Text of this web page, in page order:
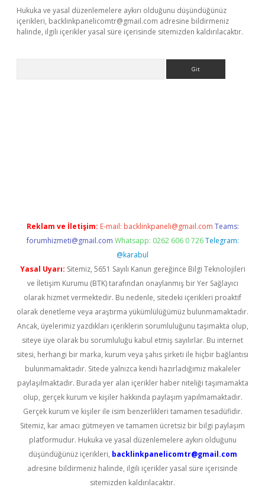
Hukuka ve yasal düzenlemelere aykırı olduğunu düşündüğünüz
içerikleri, backlinkpanelicomtr@gmail.com adresine bildirmeniz
halinde, ilgili içerikler yasal süre içerisinde sitemizden kaldırılacaktır.
Reklam ve İletişim: E-mail: backlinkpaneli@gmail.com Teams:
forumhizmeti@gmail.com Whatsapp: 0262 606 0 726 Telegram:
@karabul
Yasal Uyarı: Sitemiz, 5651 Sayılı Kanun gereğince Bilgi Teknolojileri
ve İletişim Kurumu (BTK) tarafından onaylanmış bir Yer Sağlayıcı
olarak hizmet vermektedir. Bu nedenle, sitedeki içerikleri proaktif
olarak denetleme veya araştırma yükümlülüğümüz bulunmamaktadır.
Ancak, üyelerimiz yazdıkları içeriklerin sorumluluğunu taşımakta olup,
siteye üye olarak bu sorumluluğu kabul etmiş sayılırlar. Bu internet
sitesi, herhangi bir marka, kurum veya şahıs şirketi ile hiçbir bağlantısı
bulunmamaktadır. Sitede yalnızca kendi hazırladığımız makaleler
paylaşılmaktadır. Burada yer alan içerikler haber niteliği taşımamakta
olup, gerçek kurum ve kişiler hakkında paylaşım yapılmamaktadır.
Gerçek kurum ve kişiler ile isim benzerlikleri tamamen tesadüfidir.
Sitemiz, kar amacı gütmeyen ve tamamen ücretsiz bir bilgi paylaşım
platformudur. Hukuka ve yasal düzenlemelere aykırı olduğunu
düşündüğünüz içerikleri, backlinkpanelicomtr@gmail.com
adresine bildirmeniz halinde, ilgili içerikler yasal süre içerisinde
sitemizden kaldırılacaktır.